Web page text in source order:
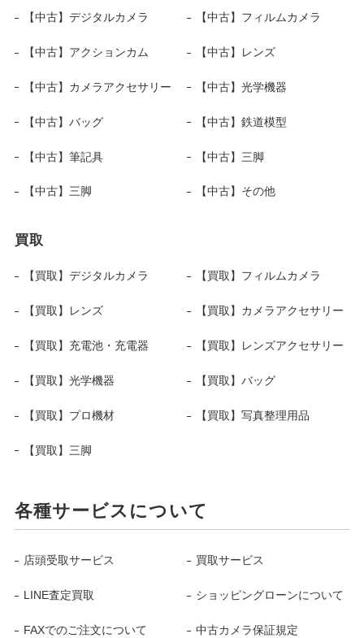
【中古】デジタルカメラ 【中古】フィルムカメラ
【中古】アクションカム 【中古】レンズ
【中古】カメラアクセサリー 【中古】光学機器
【中古】バッグ 【中古】鉄道模型
【中古】筆記具 【中古】三脚
【中古】三脚 【中古】その他
買取
【買取】デジタルカメラ 【買取】フィルムカメラ
【買取】レンズ 【買取】カメラアクセサリー
【買取】充電池・充電器 【買取】レンズアクセサリー
【買取】光学機器 【買取】バッグ
【買取】プロ機材 【買取】写真整理用品
【買取】三脚
各種サービスについて
店頭受取サービス 買取サービス
LINE査定買取 ショッピングローンについて
FAXでのご注文について 中古カメラ保証規定